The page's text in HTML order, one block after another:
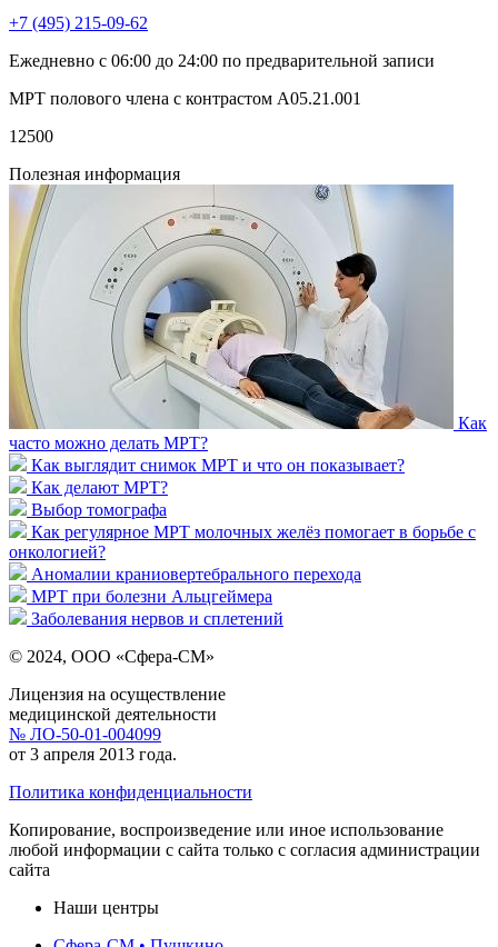
+7 (495) 215-09-62
Ежедневно с 06:00 до 24:00 по предварительной записи
МРТ полового члена с контрастом A05.21.001
12500
Полезная информация
Как
часто можно делать МРТ?
Как выглядит снимок МРТ и что он показывает?
Как делают МРТ?
Выбор томографа
Как регулярное МРТ молочных желёз помогает в борьбе с
онкологией?
Аномалии краниовертебрального перехода
МРТ при болезни Альцгеймера
Заболевания нервов и сплетений
© 2024, ООО «Сфера-СМ»
Лицензия на осуществление
медицинской деятельности
№ ЛО-50-01-004099
от 3 апреля 2013 года.
Политика конфиденциальности
Копирование, воспроизведение или иное использование
любой информации с сайта только с согласия администрации
сайта
Наши центры